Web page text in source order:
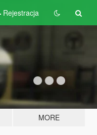
Rejestracja
MORE